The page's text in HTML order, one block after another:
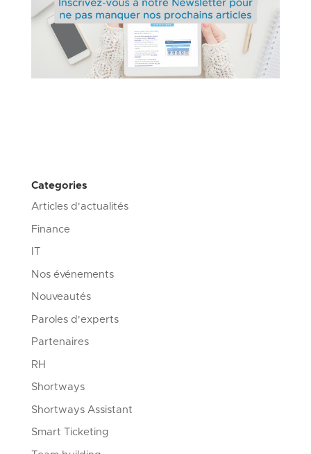
Categories
Articles d'actualités
Finance
Nos événements
Nouveautés
Paroles d'experts
Partenaires
RH
Shortways
Shortways Assistant
Smart Ticketing